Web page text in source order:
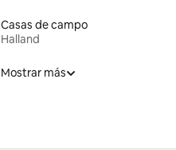
Casas de campo
Halland
Mostrar más